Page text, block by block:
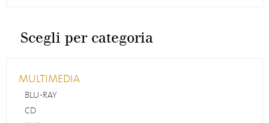
Scegli per categoria
MULTIMEDIA
BLU-RAY
CD